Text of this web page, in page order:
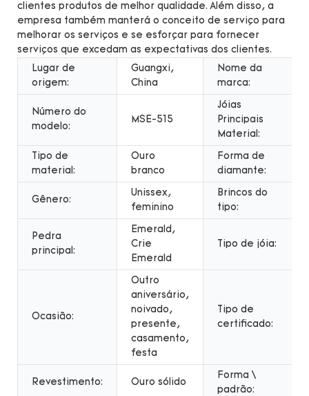
clientes produtos de melhor qualidade. Além disso, a
empresa também manterá o conceito de serviço para
melhorar os serviços e se esforçar para fornecer
serviços que excedam as expectativas dos clientes.
Lugar de
origem:
Guangxi,
China
Nome da
marca:
Número do
modelo:
MSE-515
Jóias
Principais
Material:
Tipo de
material:
Ouro
branco
Forma de
diamante:
Gênero:
Unissex,
feminino
Brincos do
tipo:
Pedra
principal:
Emerald,
Crie
Emerald
Tipo de jóia:
Ocasião:
Outro
aniversário,
noivado,
presente,
casamento,
festa
Tipo de
certificado:
Revestimento: Ouro sólido
Forma \
padrão: